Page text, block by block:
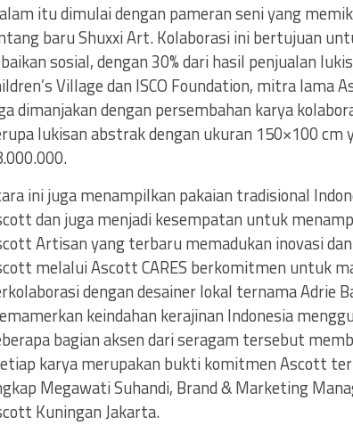
itu dimulai dengan pameran seni yang
baru Shuxxi Art. Kolaborasi ini bertujuan
sosial, dengan 30% dari hasil penjualan
Village dan ISCO Foundation, mitra lama
dimanjakan dengan persembahan karya
lukisan abstrak dengan ukuran 150×100 cm
ini juga menampilkan pakaian tradisional
dan juga menjadi kesempatan untuk
Artisan yang terbaru memadukan inovasi
melalui Ascott CARES berkomitmen untuk
dengan desainer lokal ternama Adrie
keindahan kerajinan Indonesia
bagian aksen dari seragam tersebut
karya merupakan bukti komitmen Ascott
Megawati Suhandi, Brand & Marketing
Kuningan Jakarta.